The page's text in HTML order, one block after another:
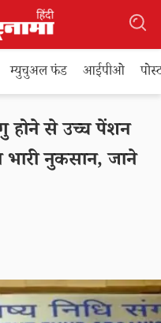
म्युचुअल फंड आईपीओ
होने से उच्च पेंशन
भारी नुकसान, जाने